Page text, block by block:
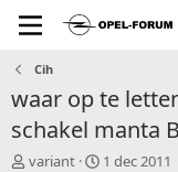
Cih
waar op te
schakel manta
T
variant
S1 dec 2011